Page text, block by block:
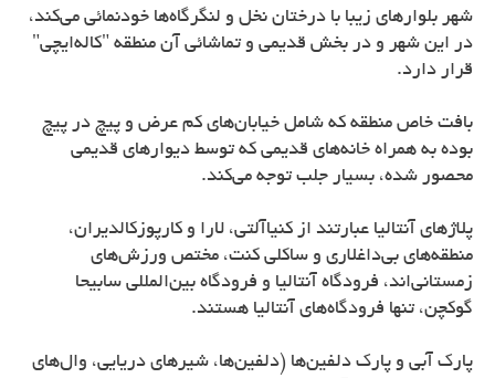
شهر بلوارهای زیبا با درختان نخل و لنگرگاه‌ها خود‌نمائی می‌کند،
در این شهر و در بخش قدیمی و تماشائی آن منطقه "کاله‌ایچی"
قرار دارد.
بافت خاص منطقه که شامل خیابان‌های کم عرض و پیچ در پیچ
بوده به همراه خانه‌های قدیمی که توسط دیوارهای قدیمی
محصور شده، بسیار جلب توجه می‌کند.
پلاژهای آنتالیا عبارتند از کنیاآلتی، لارا و کارپوزکالدیران،
منطقه‌های بی‌داغلاری و ساکلی کنت، مختص ورزش‌های
زمستانی‌اند، فرودگاه آنتالیا و فرودگاه بین‌المللی سابیحا
گوکچن، تنها فرودگاه‌های آنتالیا هستند.
پارک آبی و پارک دلفین‌ها (دلفین‌ها، شیرهای دریایی، وال‌های